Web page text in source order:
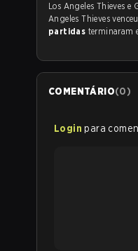
Angeles Thieves
partidas terminaram
COMENTÁRIO(0)
Login para